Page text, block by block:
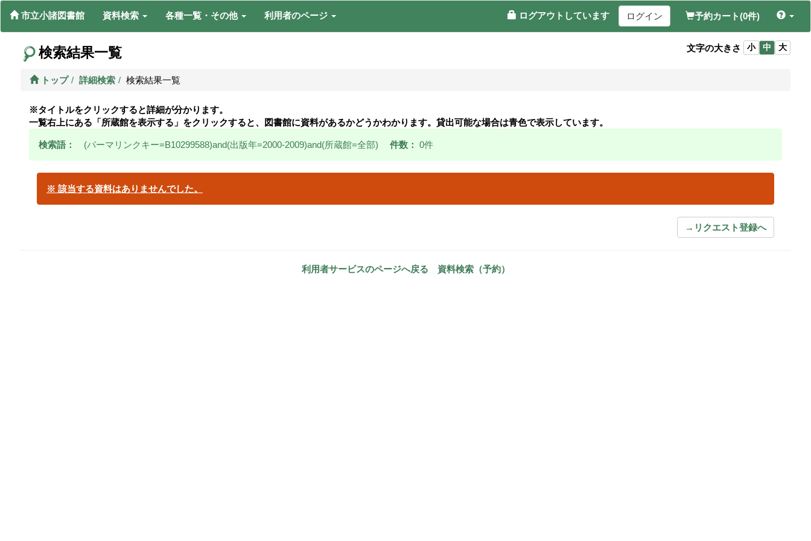
市立小諸図書館 資料検索 各種一覧・その他 利用者のページ ログアウトしています ログイン 予約カート(0件)
検索結果一覧 文字の大きさ 小 中 大
トップ 詳細検索 検索結果一覧
※タイトルをクリックすると詳細が分かります。
一覧右上にある「所蔵館を表示する」をクリックすると、図書館に資料があるかどうかわかります。貸出可能な場合は青色で表示しています。
検索語： (パーマリンクキー=B10299588)and(出版年=2000-2009)and(所蔵館=全部) 件数： 0件
※ 該当する資料はありませんでした。
→リクエスト登録へ
利用者サービスのページへ戻る 資料検索（予約）